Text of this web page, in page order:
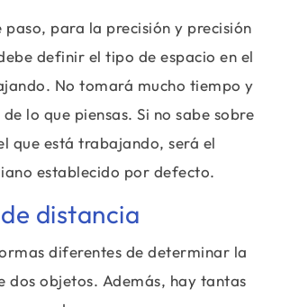
paso, para la precisión y precisión
definir el tipo de espacio en el
No tomará mucho tiempo y
lo que piensas. Si no sabe sobre
que está trabajando, será el
establecido por defecto.
distancia
diferentes de determinar la
dos objetos. Además, hay tantas